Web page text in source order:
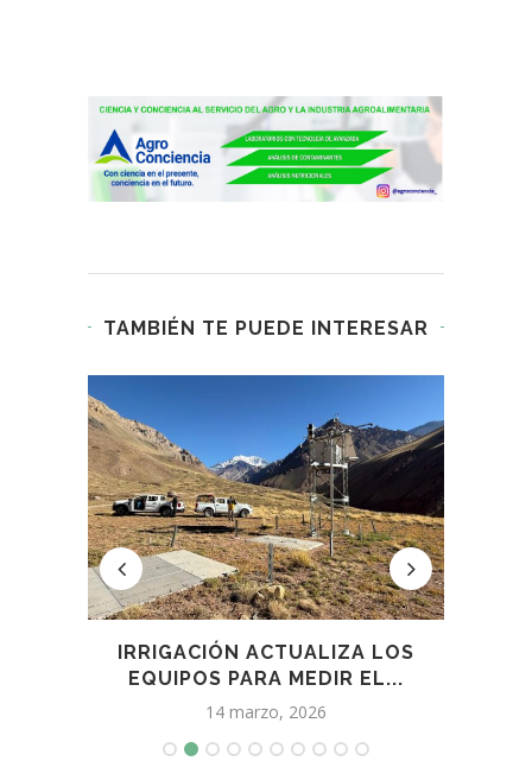
TAMBIÉN TE PUEDE INTERESAR
IRRIGACIÓN ACTUALIZA LOS
EQUIPOS PARA MEDIR EL...
14 marzo, 2026